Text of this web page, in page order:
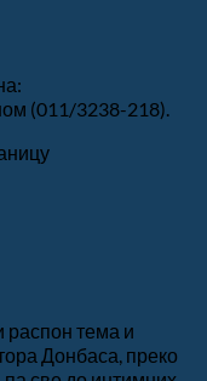
(011/3238-218).
распон тема и
Донбаса, преко